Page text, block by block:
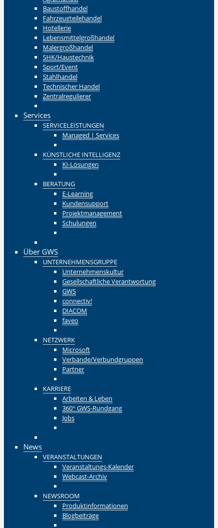
Baustoffhandel
Fahrzeugteilehandel
Hotellerie
Lebensmittelgroßhandel
Malergroßhandel
SHK/Haustechnik
Sport/Event
Stahlhandel
Technischer Handel
Zentralregulierer
Services
SERVICELEISTUNGEN
Managed | Services
KÜNSTLICHE INTELLIGENZ
KI-Lösungen
BERATUNG
E-Learning
Kundensupport
Projektmanagement
Schulungen
Über GWS
UNTERNEHMENSGRUPPE
Unternehmenskultur
Gesellschaftliche Verantwortung
GWS
connectiv!
DIACOM
faveo
NETZWERK
Microsoft
Verbände/Verbundgruppen
Partner
KARRIERE
Arbeiten & Leben
360° GWS-Rundgang
Jobs
News
VERANSTALTUNGEN
Veranstaltungs-Kalender
Webcast-Archiv
NEWSROOM
Produktinformationen
Blogbeiträge